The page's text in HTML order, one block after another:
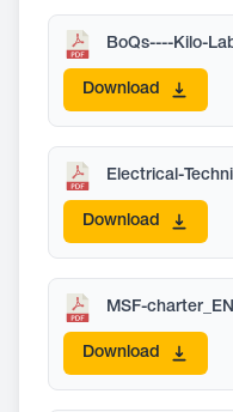
BoQs----Kilo-
Download
Download
MSF-
Download